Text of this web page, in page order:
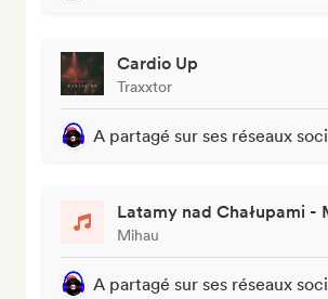
Cardio Up
Traxxtor
A partagé sur ses réseaux
Latamy nad Chałupami -
Mihau
A partagé sur ses réseaux